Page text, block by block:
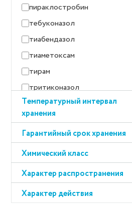
ризоктониозная корневая
гниль
септориоз
серая гниль
сетчатая пятнистость
склеротиниоз (белая
гниль)
снежная плесень
стеблевая головня
стеблевые гнили
твёрдая головня
тёмно-бурая пятнистость
фомоз
пираклостробин
тебуконазол
тиабендазол
тиаметоксам
тирам
тритиконазол
фипронил
флудиоксонил
флутриафол
ципроконазол
Температурный интервал
хранения
Гарантийный срок хранения
Химический класс
Характер распространения
Характер действия